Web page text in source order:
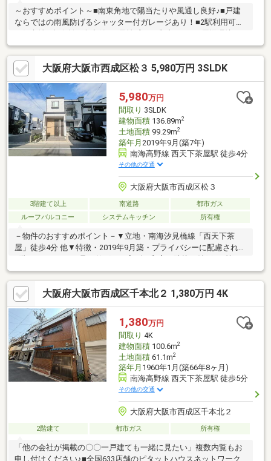
～おすすめポイント～■南東角地で陽当たりや風通し良好♪■戸建
ならではの雨風防げるシャッター付ガレージあり！■2駅利用可能
～・スーパーまで徒歩約3分・コンビニまで徒歩約2分・郵便局ま
で徒歩約4分・病院まで徒歩約3分天下茶屋駅前商店街まで徒歩約
6分と便利な施設が充実！公園も近く子育て世代にもおすすめ♪ぜ
ひ一度ご覧になってみませんか♪住宅ローンなどの資金計画もお気
軽にご相談ください！お問合せお待ちしております♪
大阪府大阪市西成区松３ 5,980万円 3SLDK
5,980万円
間取り 3SLDK
建物面積136.89m2
土地面積99.29m2
築年月 2019年9月(築7年)
南海高野線 西天下茶屋駅 徒歩4分
その他の交通
大阪府大阪市西成区松３
3階建て以上 南道路
都市ガス
ルーフバルコニー
システムキッチン 所有権
－物件のおすすめポイント－▼立地・南海汐見橋線「西天下茶
屋」徒歩4分 他▼特徴・2019年9月築・プライバシーに配慮された
2階LDK・LDKには足を伸ばして寛げる和室が隣接・納戸が3箇
所、多用途に活用可・WIC・SIC等、収納豊富・約12帖のバルコニ
ー含む、南面バルコニー2か所有・駐車1台可(車種による)▼設
備・1616サイズの浴室・トイレ2か所▼周辺環境・食品館アプロ
天下茶屋店 徒歩5分(約400m)・大阪市立橘小学校 徒歩5分(約
400m)■ ご希望の住まい探しをお手伝いします ━━━━━・・・
物件の詳細・ご相談はお気軽にお問い合わせください。
大阪府大阪市西成区千本北２ 1,380万円 4K
1,380万円
間取り 4K
建物面積100.6m2
土地面積61.1m2
築年月 1960年1月(築66年8ヶ月)
南海高野線 西天下茶屋駅 徒歩5分
その他の交通
大阪府大阪市西成区千本北２
2階建て 都市ガス 所有権
「他の会社が掲載の〇〇一戸建ても一緒に見たい」複数内覧もお
申し付けください♪■全国633店舗のピタットハウスネットワーク